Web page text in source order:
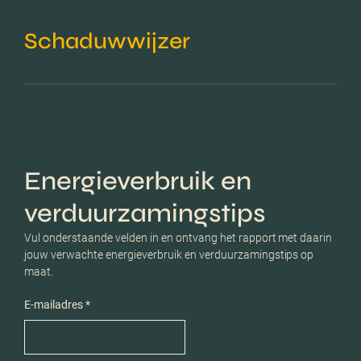
Schaduwwijzer
Energieverbruik en
verduurzamingstips
Vul onderstaande velden in en ontvang het rapport met daarin
jouw verwachte energieverbruik en verduurzamingstips op
maat.
E-mailadres *